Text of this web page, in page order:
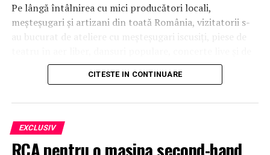
Pe lângă întâlnirea cu mici producători locali,
meșteșugari și artizani din toată România, vizitatorii s-
au bucurat de ateliere cu meșteșugari iscusiți, piese de
o intervenție surpriză aGrupului Vocal SONG. Pe scena
celei de-a patra ediții a festivaluluiSuflet de România
David Ciente, Maria Chivu
Evenimentul s-a desfășurat cu participarea Majestății
CITESTE IN CONTINUARE
EXCLUSIV
RCA pentru o masina second-hand